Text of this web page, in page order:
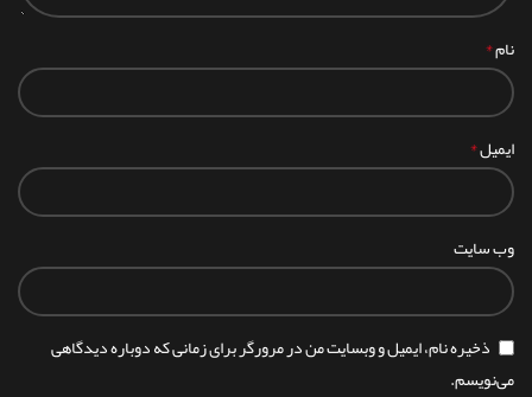
نام*
ایمیل*
وب‌ سایت
ذخیره نام، ایمیل و وبسایت من در مرورگر برای زمانی که دوباره دیدگاهی
می‌نویسم.